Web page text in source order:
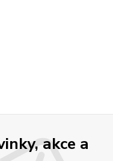
akce a